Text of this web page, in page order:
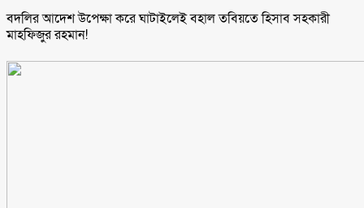
বদলির আদেশ উপেক্ষা করে ঘাটাইলেই বহাল তবিয়তে হিসাব সহকারী
মাহফিজুর রহমান!